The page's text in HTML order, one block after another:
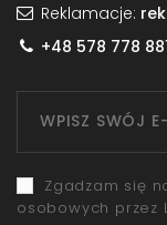
Reklamacje:
+48 578 778
Zgadzam się
osobowych przez